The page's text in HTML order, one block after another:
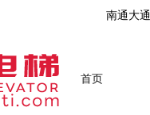
南通大
首页